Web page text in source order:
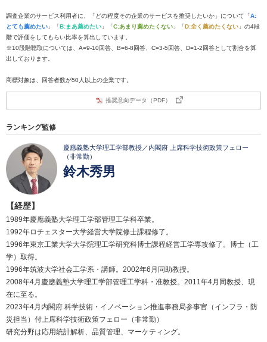
調査企業のサービス利用者に、「どの程度その企業のサービスを推奨したいか」について「A:
とても薦めたい 」「B:まあ薦めたい 」「C:あまり薦めたくない 」「D:全く薦めたくない 」の4段
階で評価をしてもらい比率を算出しています。
※10段階聴取については、A=9-10回答、B=6-8回答、C=3-5回答、D=1-2回答として割合を算
出しております。
商標対象は、回答者数が50人以上の企業です。
推奨意向データ（PDF）
ランキング監修
慶應義塾大学理工学部教授／内閣府 上席科学技術政策フェロー
（非常勤）
鈴木秀男
【経歴】
1989年慶應義塾大学理工学部管理工学科卒業。
1992年ロチェスター大学経営大学院修士課程修了。
1996年東京工業大学大学院理工学研究科博士課程経営工学専攻修了。博士（工
学）取得。
1996年筑波大学社会工学系・講師。2002年6月同助教授。
2008年4月慶應義塾大学理工学部管理工学科・准教授。2011年4月同教授、現
在に至る。
2023年4月内閣府 科学技術・イノベーション推進事務局参事官（インフラ・防
災担当）付上席科学技術政策フェロー（非常勤）
研究分野は応用統計解析、品質管理、マーケティング。